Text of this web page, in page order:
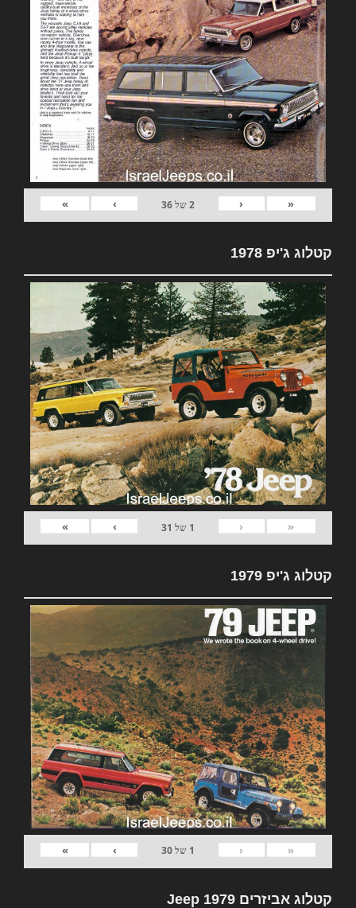
«
‹
2של36
›
»
קטלוג ג'יפ 1978
«
‹
1 של 31
›
»
קטלוג ג'יפ 1979
«
‹
1 של30
›
»
קטלוג אביזרים 1979 Jeep